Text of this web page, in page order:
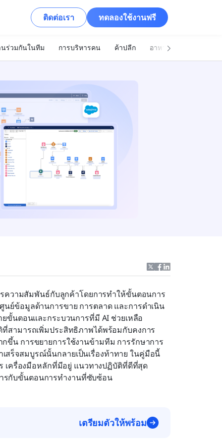
ติดต่อเรา ทดลองใช้งานฟรี
นร่วมกันในทีม การบริหารคน ค้าปลีก อาหารและเครื่องดื่ม
ความสัมพันธ์กับลูกค้าโดยการทำให้ขั้นตอนการ
ย์ข้อมูลด้านการขาย การตลาด และการดำเนิน
ขั้นตอนและกระบวนการที่มี AI ช่วยเหลือ
สามารถเพิ่มประสิทธิภาพได้พร้อมกับคงการ
ขึ้น การขยายการใช้งานข้ามทีม การรักษาการ
สร็จสมบูรณ์นั้นกลายเป็นเรื่องท้าทาย ในคู่มือนี้
เครื่องมือหลักที่มีอยู่ แนวทางปฏิบัติที่ดีที่สุด
รกับขั้นตอนการทำงานที่ซับซ้อน
เตรียมตัวให้พร้อม